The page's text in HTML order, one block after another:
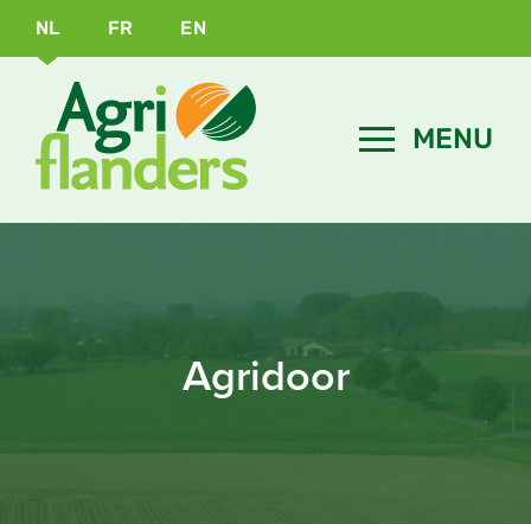
NL FR EN
Agridoor